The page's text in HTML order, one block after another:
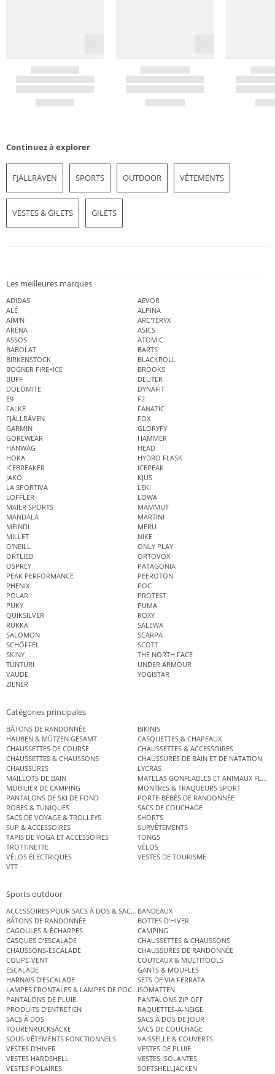
Continuez à explorer
FJÄLLRÄVEN SPORTS OUTDOOR VÊTEMENTS
VESTES & GILETS GILETS
Les meilleures marques
ADIDAS
AEVOR
ALÉ
ALPINA
AIM'N
ARC'TERYX
ARENA
ASICS
ASSOS
ATOMIC
BABOLAT
BARTS
BIRKENSTOCK
BLACKROLL
BOGNER FIRE+ICE
BROOKS
BUFF
DEUTER
DOLOMITE
DYNAFIT
E9
F2
FALKE
FANATIC
FJÄLLRÄVEN
FOX
GARMIN
GLORYFY
GOREWEAR
HAMMER
HANWAG
HEAD
HOKA
HYDRO FLASK
ICEBREAKER
ICEPEAK
JAKO
KJUS
LA SPORTIVA
LEKI
LÖFFLER
LOWA
MAIER SPORTS
MAMMUT
MANDALA
MARTINI
MEINDL
MERU
MILLET
NIKE
O'NEILL
ONLY PLAY
ORTLIEB
ORTOVOX
OSPREY
PATAGONIA
PEAK PERFORMANCE
PEEROTON
PHENIX
POC
POLAR
PROTEST
PUKY
PUMA
QUIKSILVER
ROXY
RUKKA
SALEWA
SALOMON
SCARPA
SCHÖFFEL
SCOTT
SKINY
THE NORTH FACE
TUNTURI
UNDER ARMOUR
VAUDE
YOGISTAR
ZIENER
Catégories principales
BÂTONS DE RANDONNÉE
BIKINIS
HAUBEN & MÜTZEN GESAMT
CASQUETTES & CHAPEAUX
CHAUSSETTES DE COURSE
CHAUSSETTES & ACCESSOIRES
CHAUSSETTES & CHAUSSONS
CHAUSSURES DE BAIN ET DE NATATION
CHAUSSURES
LYCRAS
MAILLOTS DE BAIN
MATELAS GONFLABLES ET ANIMAUX
MOBILIER DE CAMPING
MONTRES & TRAQUEURS SPORT
PANTALONS DE SKI DE FOND
PORTE-BÉBÉS DE RANDONNÉE
ROBES & TUNIQUES
SACS DE COUCHAGE
SACS DE VOYAGE & TROLLEYS
SHORTS
SUP & ACCESSOIRES
SURVÊTEMENTS
TAPIS DE YOGA ET ACCESSOIRES
TONGS
TROTTINETTE
VÉLOS
VÉLOS ÉLECTRIQUES
VESTES DE TOURISME
VTT
Sports outdoor
ACCESSOIRES POUR SACS À DOS & SACS ÉTANCHES
BANDEAUX
BÂTONS DE RANDONNÉE
BOTTES D’HIVER
CAGOULES & ÉCHARPES
CAMPING
CASQUES D’ESCALADE
CHAUSSETTES & CHAUSSONS
CHAUSSONS-ESCALADE
CHAUSSURES DE RANDONNÉE
COUPE-VENT
COUTEAUX & MULTITOOLS
ESCALADE
GANTS & MOUFLES
HARNAIS D’ESCALADE
SETS DE VIA FERRATA
LAMPES FRONTALES & LAMPES DE POCHEISOMATTEN
PANTALONS DE PLUIE
PANTALONS ZIP OFF
PRODUITS D’ENTRETIEN
RAQUETTES-A-NEIGE
SACS À DOS
SACS À DOS DE JOUR
TOURENRUCKSÄCKE
SACS DE COUCHAGE
SOUS-VÊTEMENTS FONCTIONNELS
VAISSELLE & COUVERTS
VESTES D’HIVER
VESTES DE PLUIE
VESTES HARDSHELL
VESTES ISOLANTES
VESTES POLAIRES
SOFTSHELLJACKEN